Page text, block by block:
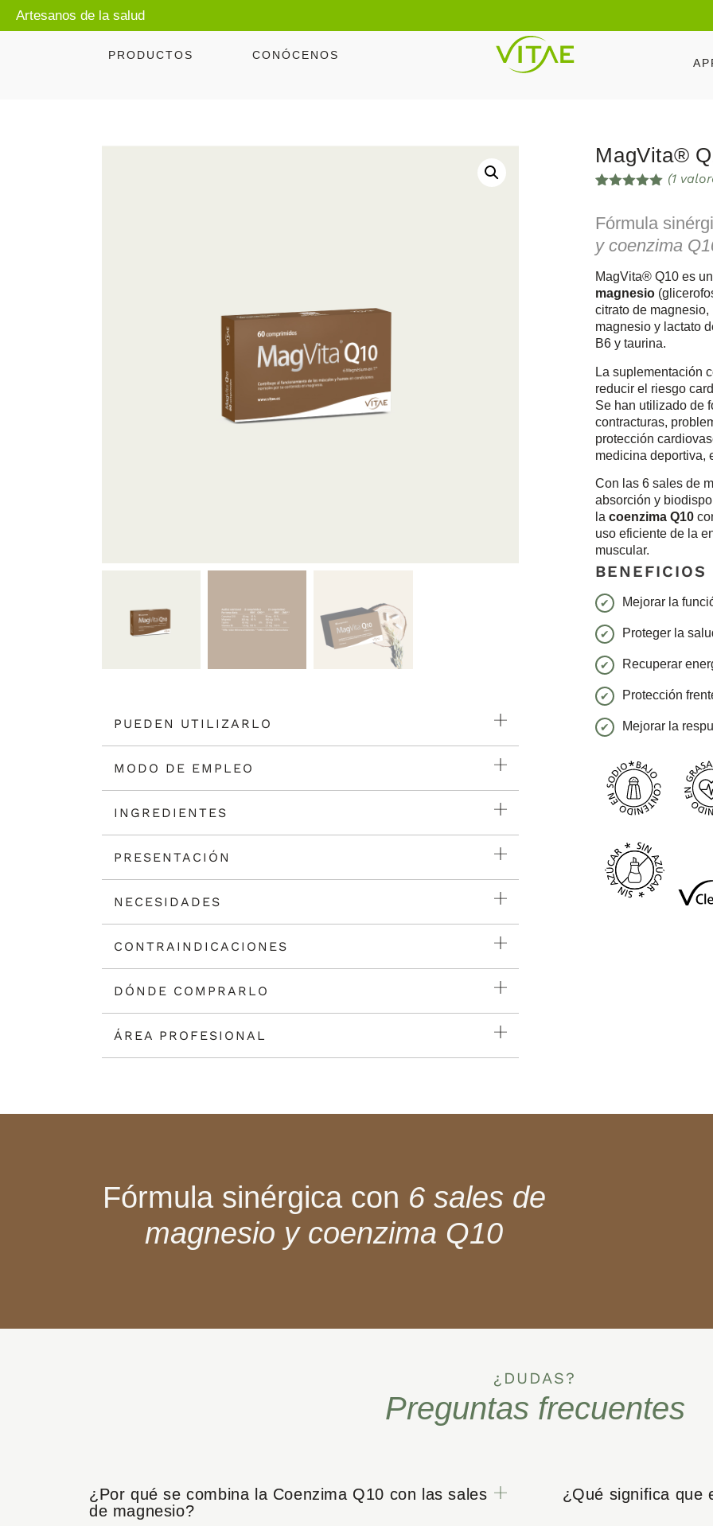
Artesanos de la salud
PRODUCTOS CONÓCENOS
PUEDEN UTILIZARLO
MODO DE EMPLEO
INGREDIENTES
PRESENTACIÓN
NECESIDADES
CONTRAINDICACIONES
DÓNDE COMPRARLO
ÁREA PROFESIONAL
MagVita®
5 en base
valoración
de un
(1
Fórmula
y coenzima
MagVita® Q10 es
magnesio
citrato de
magnesio y lactato
B6 y taurina.
La suplementación
reducir el riesgo
Se han utilizado de
contracturas,
protección
medicina deportiva,
Con las 6 sales de
absorción y
lacoenzima Q10
uso eficiente de la
muscular.
BENEFICIOS
Mejorar la
Proteger la
Recuperar
Protección
Mejorar la
Fórmula sinérgica con 6 sales de
magnesio y coenzima Q10
¿DUDAS?
Preguntas frecuentes
¿Por qué se combina la Coenzima Q10 con las sales
de magnesio?
¿Qué significa que